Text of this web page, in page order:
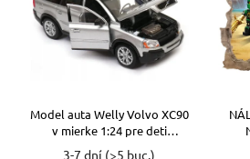
Model auta Welly Volvo XC90
v mierke 1:24 pre deti
STRIEBORNÝ
3-7 dní (>5 buc.)